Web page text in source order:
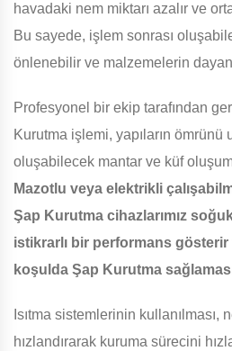
havadaki nem miktarı azalır ve
Bu sayede, işlem sonrası
önlenebilir ve malzemelerin
Profesyonel bir ekip tarafından
Kurutma işlemi, yapıların ömrünü
oluşabilecek mantar ve küf
Mazotlu veya elektrikli
Şap Kurutma cihazlarımız
istikrarlı bir performans
koşulda Şap Kurutma
Isıtma sistemlerinin kullanılması,
hızlandırarak kuruma sürecini